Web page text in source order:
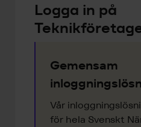
Logga in på
Gemensam
Vår
för hela Svenskt